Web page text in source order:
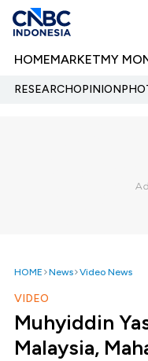
HOMEMARKETMY
RESEARCHOPINION
HOME News Video News
VIDEO
Muhyiddin
Malaysia,